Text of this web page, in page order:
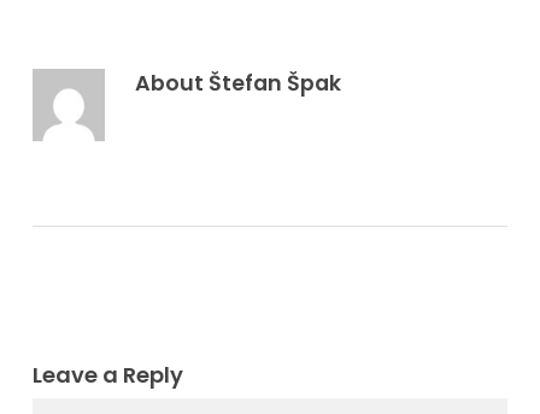
About Štefan Špak
Leave a Reply